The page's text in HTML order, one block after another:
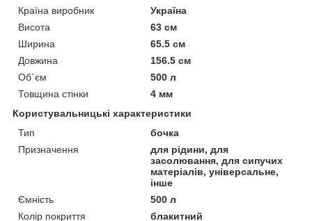
Країна виробник
Україна
Висота
63 см
Ширина
65.5 см
Довжина
156.5 см
Об`єм
500 л
Товщина стінки
4 мм
Користувальницькі характеристики
Тип
бочка
Призначення
для рідини, для
засолювання, для сипучих
матеріалів, універсальне,
інше
Ємність
500 л
Колір покриття
блакитний